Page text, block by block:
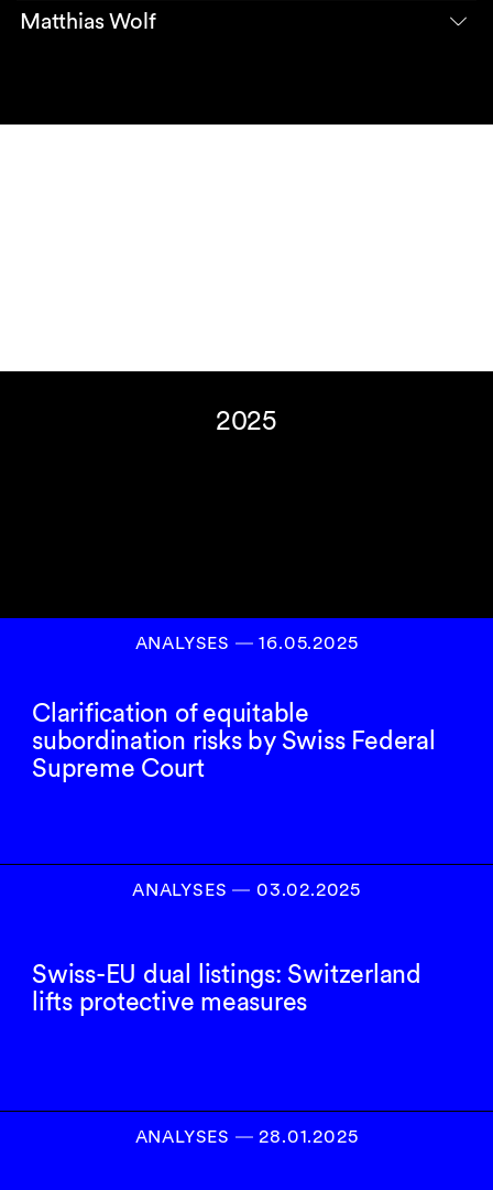
Matthias Wolf
2025
ANALYSES ― 16.05.2025
Clarification of equitable
subordination risks by Swiss Federal
Supreme Court
ANALYSES― 03.02.2025
Swiss-EU dual listings: Switzerland
lifts protective measures
ANALYSES ― 28.01.2025